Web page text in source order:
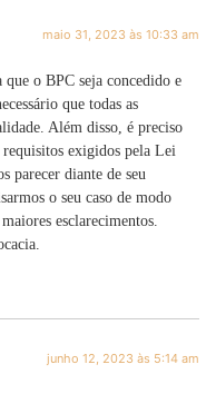
maio 31, 2023 às 10:33 am
que o BPC seja concedido e
que todas as
Além disso, é preciso
requisitos exigidos pela Lei
parecer diante de seu
o seu caso de modo
esclarecimentos.
junho 12, 2023 às 5:14 am